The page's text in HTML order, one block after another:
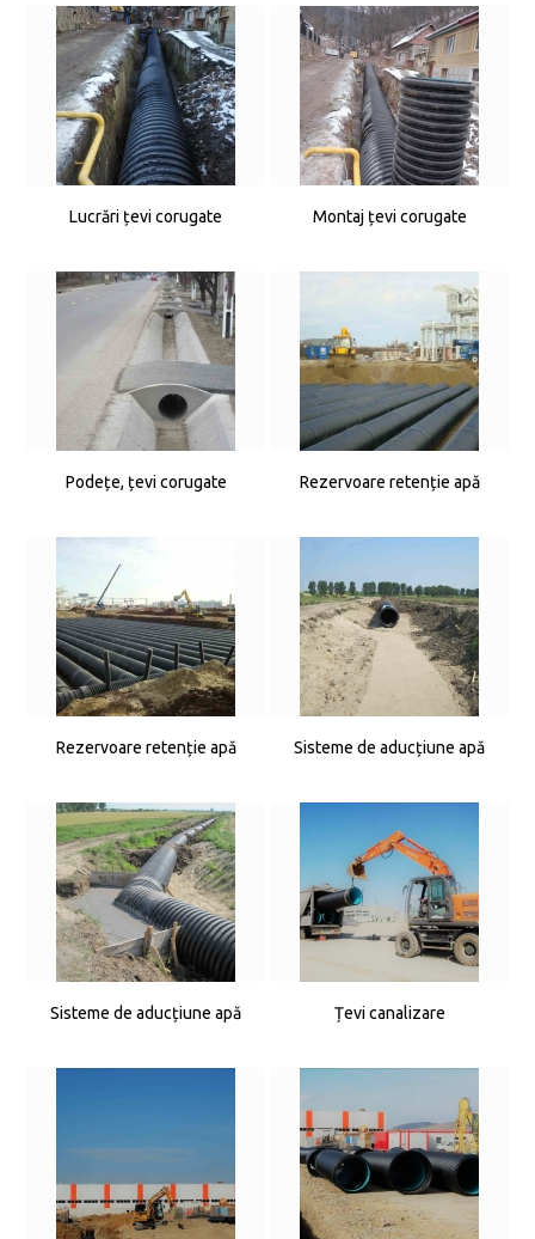
Lucrări țevi corugate Montaj țevi corugate
Podețe, țevi corugate Rezervoare retenție apă
Rezervoare retenție apă Sisteme de aducțiune apă
Sisteme de aducțiune apă Țevi canalizare